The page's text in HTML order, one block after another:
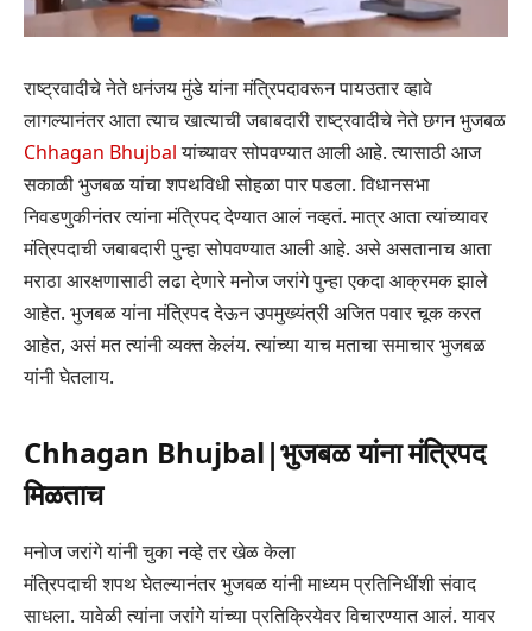
राष्ट्रवादीचे नेते धनंजय मुंडे यांना मंत्रिपदावरून पायउतार व्हावे
लागल्यानंतर आता त्याच खात्याची जबाबदारी राष्ट्रवादीचे नेते छगन भुजबळ
Chhagan Bhujbalयांच्यावर सोपवण्यात आली आहे. त्यासाठी आज
सकाळी भुजबळ यांचा शपथविधी सोहळा पार पडला. विधानसभा
निवडणुकीनंतर त्यांना मंत्रिपद देण्यात आलं नव्हतं. मात्र आता त्यांच्यावर
मंत्रिपदाची जबाबदारी पुन्हा सोपवण्यात आली आहे. असे असतानाच आता
मराठा आरक्षणासाठी लढा देणारे मनोज जरांगे पुन्हा एकदा आक्रमक झाले
आहेत. भुजबळ यांना मंत्रिपद देऊन उपमुख्यंत्री अजित पवार चूक करत
आहेत, असं मत त्यांनी व्यक्त केलंय. त्यांच्या याच मताचा समाचार भुजबळ
यांनी घेतलाय.
Chhagan Bhujbal|भुजबळ यांना मंत्रिपद
मिळताच
मनोज जरांगे यांनी चुका नव्हे तर खेळ केला
मंत्रिपदाची शपथ घेतल्यानंतर भुजबळ यांनी माध्यम प्रतिनिधींशी संवाद
साधला. यावेळी त्यांना जरांगे यांच्या प्रतिक्रियेवर विचारण्यात आलं. यावर